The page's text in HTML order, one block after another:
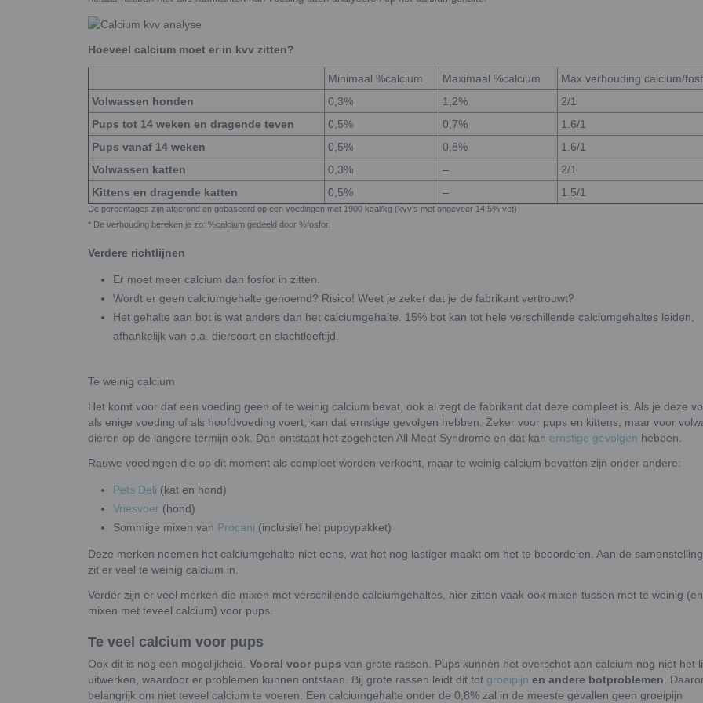
Hoeveel calcium moet er in kvv zitten?
Minimaal %calcium Maximaal %calcium
Max verhouding calcium/
Volwassen honden
0,3% 1,2%
2/1
Pups tot 14 weken en dragende teven
0,5% 0,7%
1.6/1
Pups vanaf 14 weken
0,5% 0,8%
1.6/1
Volwassen katten
0,3% –
2/1
Kittens en dragende katten
0,5% – 1.5/1
De percentages zijn afgerond en gebaseerd op een voedingen met 1900 kcal/kg (kvv’s met ongeveer 14,5% vet)
* De verhouding bereken je zo: %calcium gedeeld door %fosfor.
Verdere richtlijnen
Er moet meer calcium dan fosfor in zitten.
Wordt er geen calciumgehalte genoemd? Risico! Weet je zeker dat je de fabrikant vertrouwt?
Het gehalte aan bot is wat anders dan het calciumgehalte. 15% bot kan tot hele verschillende calciumgehaltes leiden,
afhankelijk van o.a. diersoort en slachtleeftijd.
Te weinig calcium
Het komt voor dat een voeding geen of te weinig calcium bevat, ook al zegt de fabrikant dat deze compleet is. Als je deze
als enige voeding of als hoofdvoeding voert, kan dat ernstige gevolgen hebben. Zeker voor pups en kittens, maar voor
dieren op de langere termijn ook. Dan ontstaat het zogeheten All Meat Syndrome en dat kan ernstige gevolgen hebben.
Rauwe voedingen die op dit moment als compleet worden verkocht, maar te weinig calcium bevatten zijn onder andere:
Pets Deli (kat en hond)
Vriesvoer (hond)
Sommige mixen van Procani (inclusief het puppypakket)
Deze merken noemen het calciumgehalte niet eens, wat het nog lastiger maakt om het te beoordelen. Aan de
zit er veel te weinig calcium in.
Verder zijn er veel merken die mixen met verschillende calciumgehaltes, hier zitten vaak ook mixen tussen met te weinig
mixen met teveel calcium) voor pups.
Te veel calcium voor pups
Ook dit is nog een mogelijkheid. Vooral voor pups van grote rassen. Pups kunnen het overschot aan calcium nog niet het
uitwerken, waardoor er problemen kunnen ontstaan. Bij grote rassen leidt dit tot groeipijn en andere botproblemen.
belangrijk om niet teveel calcium te voeren. Een calciumgehalte onder de 0,8% zal in de meeste gevallen geen groeipijn